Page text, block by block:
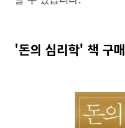
'돈의 심리학' 책 구